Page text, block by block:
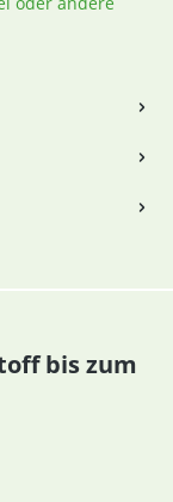
bis zum